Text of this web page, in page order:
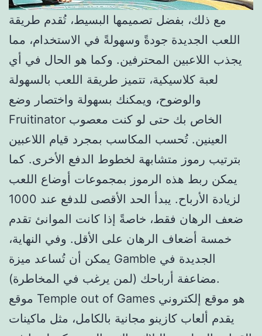
مع ذلك، بفضل تصميمها البسيط، تُقدم طريقة
اللعب الجديدة جودةً وسهولةً في الاستخدام، مما
يجذب اللاعبين المحترفين. وكما هو الحال في أي
لعبة كلاسيكية، تتميز طريقة اللعب بالسهولة
والوضوح، ويمكنك بسهولة واختصار وضع
Fruitinator الخاص بك حتى لو كنت معصوب
العينين. تُحسب المكاسب بمجرد قيام اللاعبين
بترتيب رموز متشابهة لخطوط الدفع الأخرى. كما
يمكن ربط هذه الرموز بمجموعات أوضاع اللعب
لزيادة الأرباح. يبدأ الحد الأقصى للدفع عند 1000
ضعف الرهان فقط، خاصةً إذا كانت الموانئ تقدم
خمسة أضعاف الرهان على الأقل. وفي النهاية،
يمكن أن تُساعد ميزة Gamble الجديدة في
مضاعفة أرباحك (لمن يرغب في المخاطرة).
موقع Temple out of Games هو موقع إلكتروني
يقدم ألعاب كازينو مجانية بالكامل، مثل ماكينات